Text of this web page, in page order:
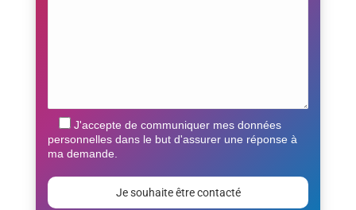
J'accepte de communiquer mes données
personnelles dans le but d'assurer une réponse à
ma demande.
laisser